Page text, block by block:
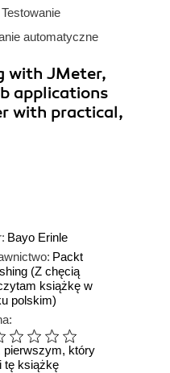
Testowanie
automatyczne
with JMeter,
applications
with practical,
Bayo Erinle
Packt
(Z chęcią
książkę w
polskim)
pierwszym, który
tę książkę